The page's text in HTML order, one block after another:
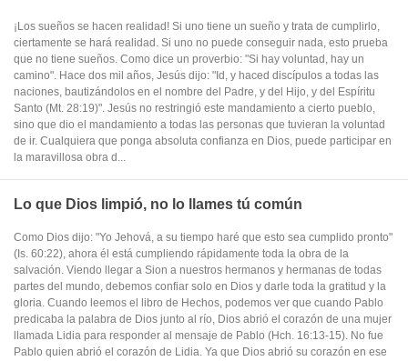
¡Los sueños se hacen realidad! Si uno tiene un sueño y trata de cumplirlo,
ciertamente se hará realidad. Si uno no puede conseguir nada, esto prueba
que no tiene sueños. Como dice un proverbio: "Si hay voluntad, hay un
camino". Hace dos mil años, Jesús dijo: "Id, y haced discípulos a todas las
naciones, bautizándolos en el nombre del Padre, y del Hijo, y del Espíritu
Santo (Mt. 28:19)". Jesús no restringió este mandamiento a cierto pueblo,
sino que dio el mandamiento a todas las personas que tuvieran la voluntad
de ir. Cualquiera que ponga absoluta confianza en Dios, puede participar en
la maravillosa obra d...
Lo que Dios limpió, no lo llames tú común
Como Dios dijo: "Yo Jehová, a su tiempo haré que esto sea cumplido pronto"
(Is. 60:22), ahora él está cumpliendo rápidamente toda la obra de la
salvación. Viendo llegar a Sion a nuestros hermanos y hermanas de todas
partes del mundo, debemos confiar solo en Dios y darle toda la gratitud y la
gloria. Cuando leemos el libro de Hechos, podemos ver que cuando Pablo
predicaba la palabra de Dios junto al río, Dios abrió el corazón de una mujer
llamada Lidia para responder al mensaje de Pablo (Hch. 16:13-15). No fue
Pablo quien abrió el corazón de Lidia. Ya que Dios abrió su corazón en ese